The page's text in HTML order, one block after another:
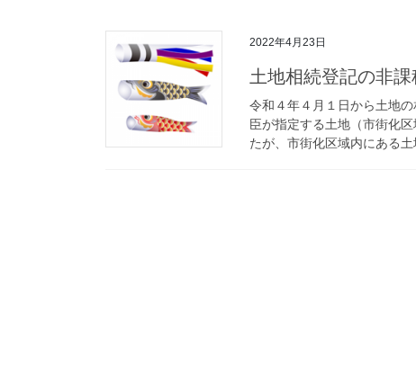
2022年4月23日
土地相続登記の非
令和４年４月１日から土地
臣が指定する土地（市街化
たが、市街化区域内にある